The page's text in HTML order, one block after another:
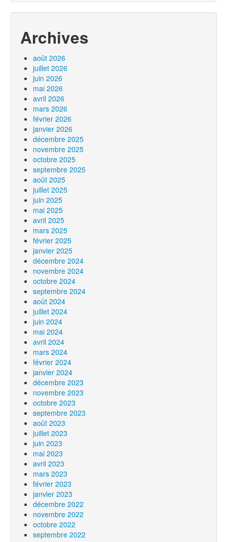
Archives
août 2026
juillet 2026
juin 2026
mai 2026
avril 2026
mars 2026
février 2026
janvier 2026
décembre 2025
novembre 2025
octobre 2025
septembre 2025
août 2025
juillet 2025
juin 2025
mai 2025
avril 2025
mars 2025
février 2025
janvier 2025
décembre 2024
novembre 2024
octobre 2024
septembre 2024
août 2024
juillet 2024
juin 2024
mai 2024
avril 2024
mars 2024
février 2024
janvier 2024
décembre 2023
novembre 2023
octobre 2023
septembre 2023
août 2023
juillet 2023
juin 2023
mai 2023
avril 2023
mars 2023
février 2023
janvier 2023
décembre 2022
novembre 2022
octobre 2022
septembre 2022